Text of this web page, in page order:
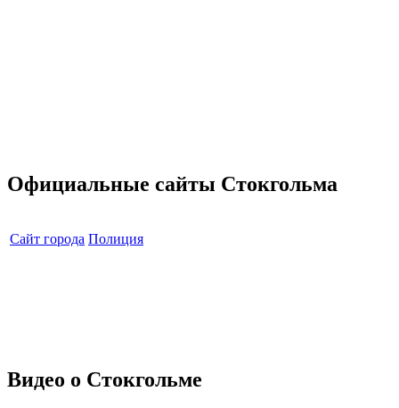
Официальные сайты Стокгольма
Сайт города Полиция
Видео о Стокгольме